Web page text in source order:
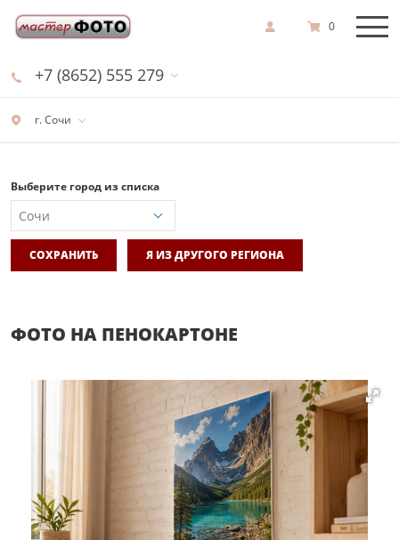
г. Сочи
+7 (8652) 555 279
0
Выберите город из списка
СОХРАНИТЬ Я ИЗ ДРУГОГО РЕГИОНА
ФОТО НА ПЕНОКАРТОНЕ